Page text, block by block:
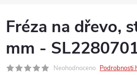
Fréza na dřevo,
mm -
Neohodnoceno Podrobnosti